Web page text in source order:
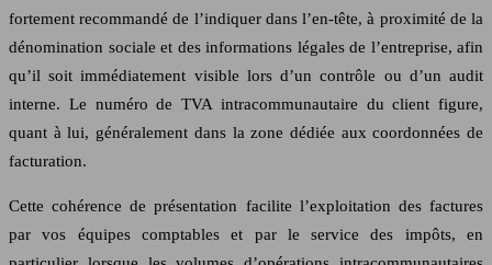
fortement recommandé de l’indiquer dans l’en‑tête, à proximité de la
dénomination sociale et des informations légales de l’entreprise, afin
qu’il soit immédiatement visible lors d’un contrôle ou d’un audit
interne. Le numéro de TVA intracommunautaire du client figure,
quant à lui, généralement dans la zone dédiée aux coordonnées de
facturation.
Cette cohérence de présentation facilite l’exploitation des factures
par vos équipes comptables et par le service des impôts, en